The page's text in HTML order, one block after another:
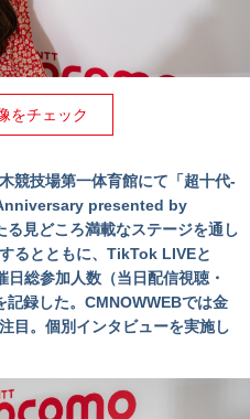
をチェック
競技場第⼀体育館にて「超⼗代-
presented by
⾒どころ満載なステージを通し
るとともに、TikTok LIVEと
総参加⼈数（当⽇配信視聴・
録した。CMNOWWEBでは金
目。個別インタビューを実施し